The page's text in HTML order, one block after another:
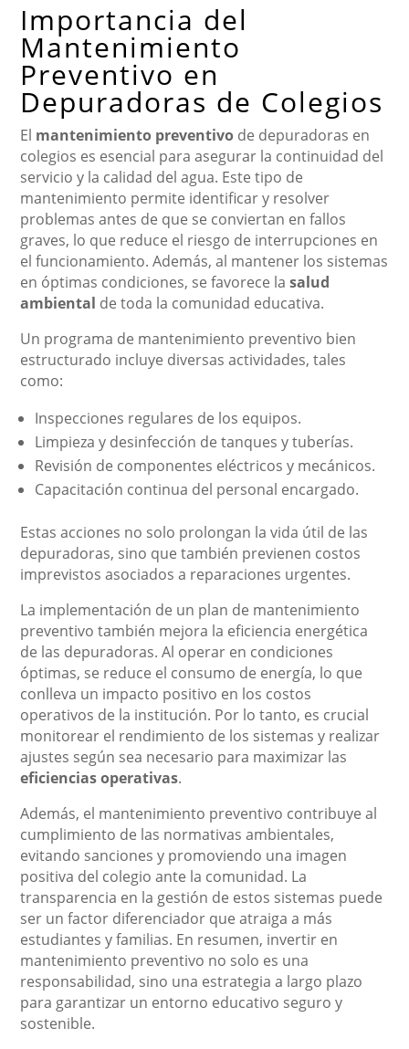
Importancia del
Mantenimiento
Preventivo en
Depuradoras de Colegios
El mantenimiento preventivo de depuradoras en
colegios es esencial para asegurar la continuidad del
servicio y la calidad del agua. Este tipo de
mantenimiento permite identificar y resolver
problemas antes de que se conviertan en fallos
graves, lo que reduce el riesgo de interrupciones en
el funcionamiento. Además, al mantener los sistemas
en óptimas condiciones, se favorece lasalud
ambiental de toda la comunidad educativa.
Un programa de mantenimiento preventivo bien
estructurado incluye diversas actividades, tales
como:
Inspecciones regulares de los equipos.
Limpieza y desinfección de tanques y tuberías.
Revisión de componentes eléctricos y mecánicos.
Capacitación continua del personal encargado.
Estas acciones no solo prolongan la vida útil de las
depuradoras, sino que también previenen costos
imprevistos asociados a reparaciones urgentes.
La implementación de un plan de mantenimiento
preventivo también mejora la eficiencia energética
de las depuradoras. Al operar en condiciones
óptimas, se reduce el consumo de energía, lo que
conlleva un impacto positivo en los costos
operativos de la institución. Por lo tanto, es crucial
monitorear el rendimiento de los sistemas y realizar
ajustes según sea necesario para maximizar las
eficiencias operativas.
Además, el mantenimiento preventivo contribuye al
cumplimiento de las normativas ambientales,
evitando sanciones y promoviendo una imagen
positiva del colegio ante la comunidad. La
transparencia en la gestión de estos sistemas puede
ser un factor diferenciador que atraiga a más
estudiantes y familias. En resumen, invertir en
mantenimiento preventivo no solo es una
responsabilidad, sino una estrategia a largo plazo
para garantizar un entorno educativo seguro y
sostenible.